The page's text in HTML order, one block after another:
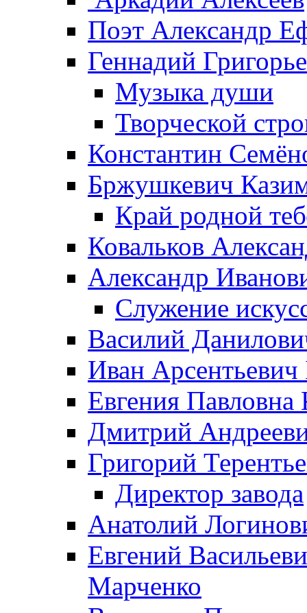
Поэт Александр
Геннадий
Музыка души
Творческой
Константин
Бржушкевич
Край родной
Ковальков
Александр
Служение
Василий
Иван
Евгения Павловна
Дмитрий
Григорий
Директор завода
Анатолий
Евгений
Марченко